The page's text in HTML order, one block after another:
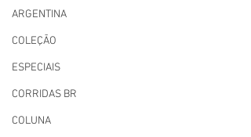
ARGENTINA
COLEÇÃO
ESPECIAIS
CORRIDAS BR
COLUNA